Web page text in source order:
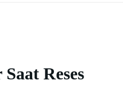
Reses